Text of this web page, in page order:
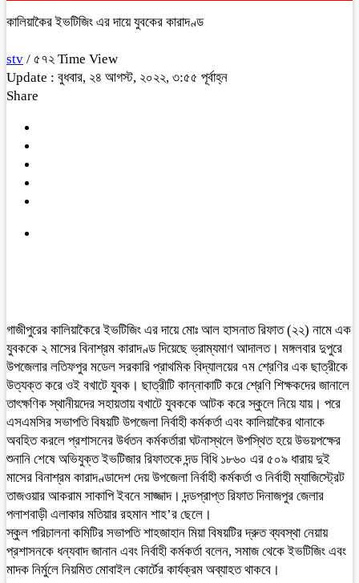
কালিয়াকৈর ইভটিজিং এর দায়ে যুবকের কারাদণ্ড
stv / ৫৭২ Time View
Update : বুধবার, ২৪ আগস্ট, ২০২২, ৩:৫৫ পূর্বাহ্ন
Share
গাজীপুরের কালিয়াকৈরে ইভটিজিং এর দায়ে মোঃ আল হাসনাত রিফাত (২২) নামে এক
যুবককে ২ মাসের বিনাশ্রম কারাদণ্ড দিয়েছে ভ্রাম্যমাণ আদালত। মঙ্গলবার দুপুরে
উপজেলার লতিফপুর মডেল সরকারি প্রাথমিক বিদ্যালয়ের ৭ম শ্রেণির এক ছাত্রীকে
উত্যক্ত করে ওই বখাটে যুবক। ছাত্রীটি কান্নাকাটি করে শ্রেণি শিক্ষকদের জানালে
তাৎক্ষণিক স্থানীয়দের সহায়তায় বখাটে যুবককে আটক করে স্কুলে নিয়ে যায়। পরে
এসএমসির সভাপতি বিষয়টি উপজেলা নির্বাহী কর্মকর্তা এবং কালিয়াকৈর থানাকে
অবহিত করলে প্রশাসনের উর্ধতন কর্মকর্তারা ঘটনাস্থলে উপস্থিত হয়ে উভয়পক্ষের
শুনানি শেষে অভিযুক্ত ইভটিজার রিফাতকে দন্ড বিধি ১৮৬০ এর ৫০৯ ধারায় দুই
মাসের বিনাশ্রম কারাদণ্ডাদেশ দেয় উপজেলা নির্বাহী কর্মকর্তা ও নির্বাহী ম্যাজিস্ট্রেট
তাজওয়ার আকরাম সাকাপি ইবনে সাজ্জাদ। দন্ডপ্রাপ্ত রিফাত দিনাজপুর জেলার
পলাশবাড়ী এলাকার মতিয়ার রহমান শাহ’র ছেলে।
স্কুল পরিচালনা কমিটির সভাপতি শাহজাহান মিয়া বিষয়টির দ্রুত ব্যবস্থা নেয়ায়
প্রশাসনকে ধন্যবাদ জানান এবং নির্বাহী কর্মকর্তা বলেন, সমাজ থেকে ইভটিজিং এবং
মাদক নির্মুলে নিয়মিত মোবাইল কোর্টের কার্যক্রম অব্যাহত থাকবে।